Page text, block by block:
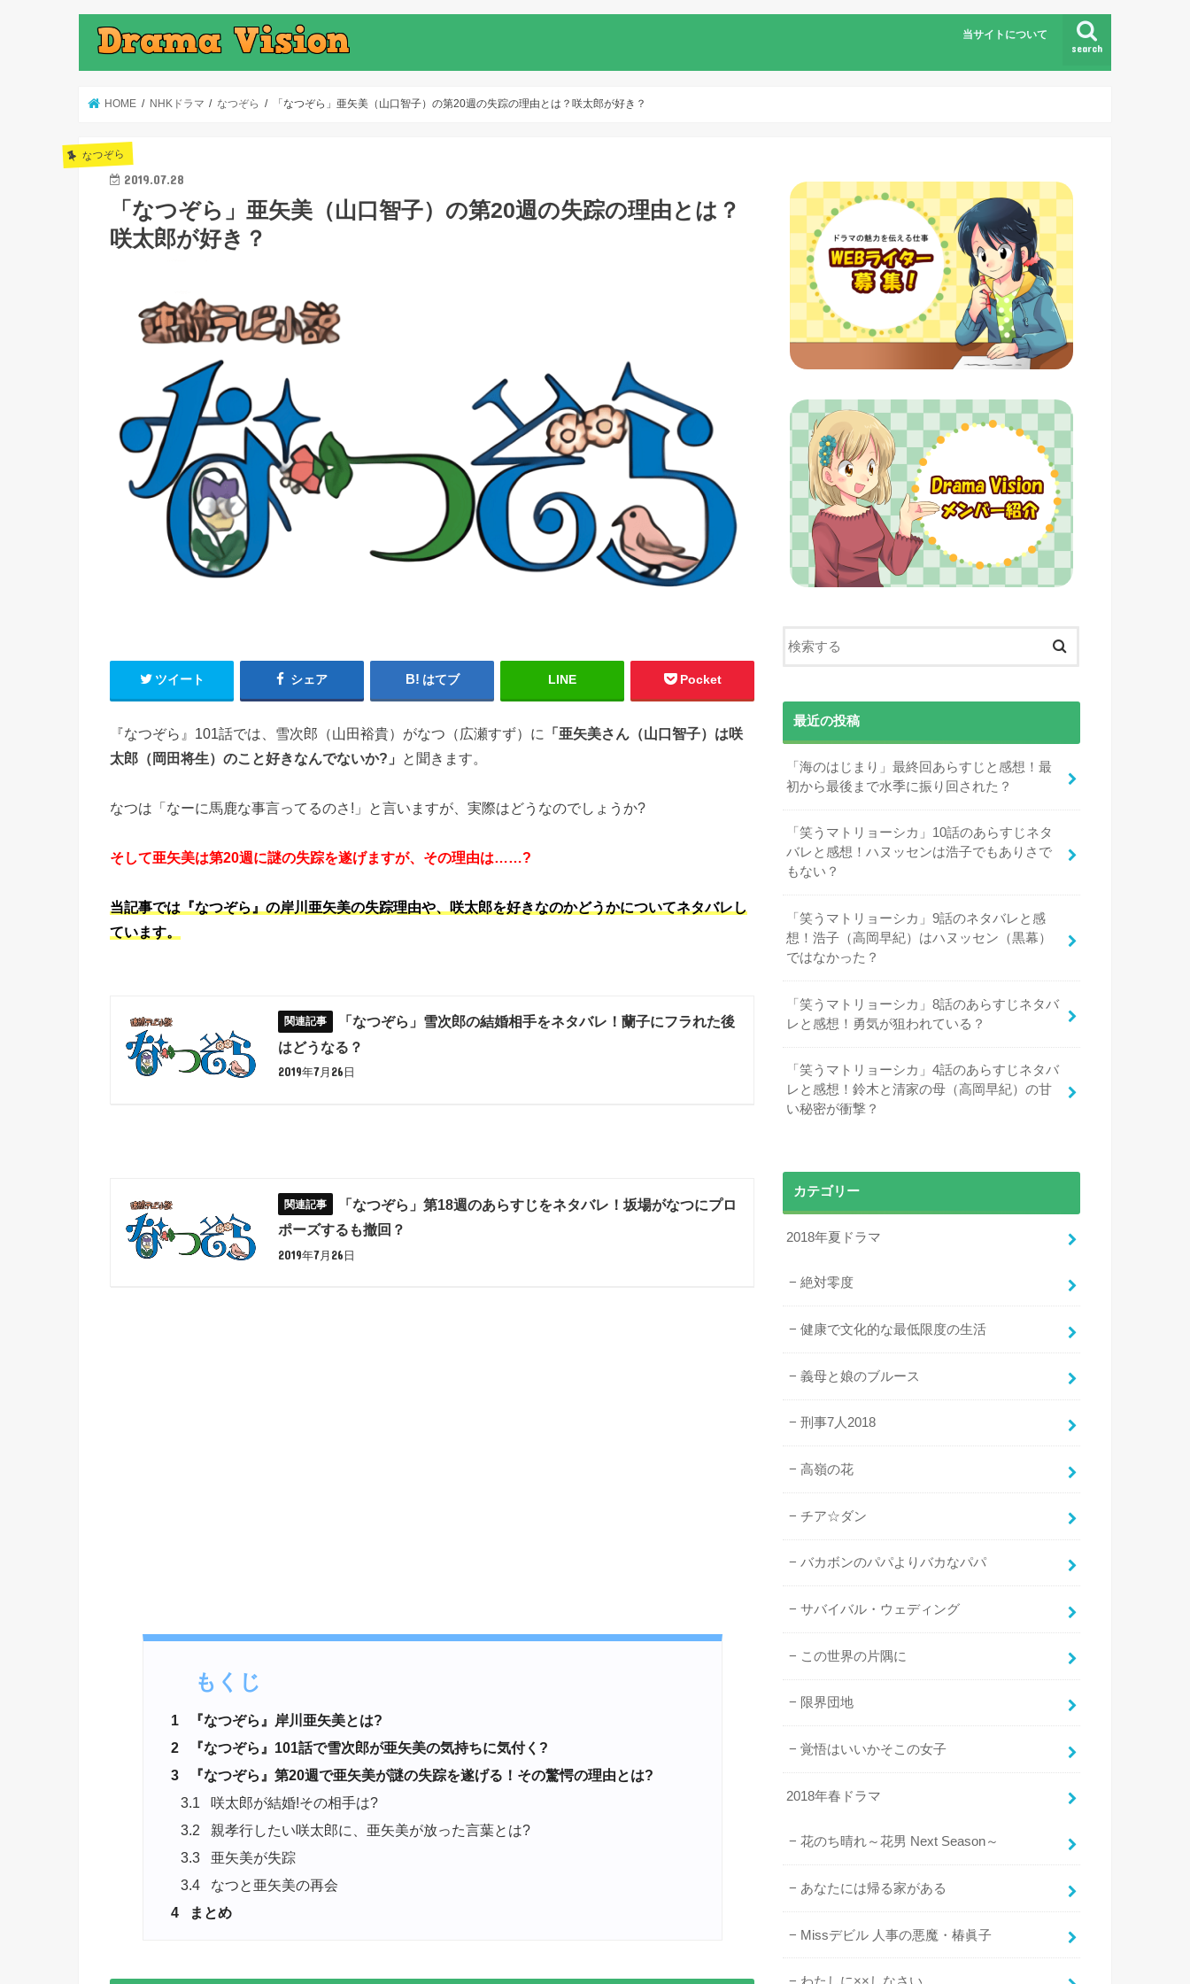
search
当サイトについて
HOME NHKドラマ なつぞら 「なつぞら」亜矢美（山口智子）の第20週の失踪の理由とは？咲太郎が好き？
なつぞら
2019.07.28
「なつぞら」亜矢美（山口智子）の第20週の失踪の理由とは？
咲太郎が好き？
ツイート シェア はてブ LINE Pocket
『なつぞら』101話では、雪次郎（山田裕貴）がなつ（広瀬すず）に
「亜矢美さん（山口智子）は咲
太郎（岡田将生）のこと好きなんでないか?」
と聞きます。
なつは「なーに馬鹿な事言ってるのさ!」と言いますが、実際はどうなのでしょうか?
そして亜矢美は第20週に謎の失踪を遂げますが、その理由は……?
当記事では『なつぞら』の岸川亜矢美の失踪理由や、咲太郎を好きなのかどうかについてネタバレし
ています。
「なつぞら」雪次郎の結婚相手をネタバレ！蘭子にフラれた後
はどうなる？
2019年7月26日
「なつぞら」第18週のあらすじをネタバレ！坂場がなつにプロ
ポーズするも撤回？
2019年7月26日
もくじ
1
『なつぞら』岸川亜矢美とは?
2
『なつぞら』101話で雪次郎が亜矢美の気持ちに気付く?
3
『なつぞら』第20週で亜矢美が謎の失踪を遂げる！その驚愕の理由とは?
3.1
咲太郎が結婚!その相手は?
3.2
親孝行したい咲太郎に、亜矢美が放った言葉とは?
3.3
亜矢美が失踪
3.4
なつと亜矢美の再会
4
まとめ
最近の投稿
「海のはじまり」最終回あらすじと感想！最
初から最後まで水季に振り回された？
「笑うマトリョーシカ」10話のあらすじネタ
バレと感想！ハヌッセンは浩子でもありさで
もない？
「笑うマトリョーシカ」9話のネタバレと感
想！浩子（高岡早紀）はハヌッセン（黒幕）
ではなかった？
「笑うマトリョーシカ」8話のあらすじネタバ
レと感想！勇気が狙われている？
「笑うマトリョーシカ」4話のあらすじネタバ
レと感想！鈴木と清家の母（高岡早紀）の甘
い秘密が衝撃？
カテゴリー
2018年夏ドラマ
絶対零度
健康で文化的な最低限度の生活
義母と娘のブルース
刑事7人2018
高嶺の花
チア☆ダン
バカボンのパパよりバカなパパ
サバイバル・ウェディング
この世界の片隅に
限界団地
覚悟はいいかそこの女子
2018年春ドラマ
花のち晴れ～花男 Next Season～
あなたには帰る家がある
Missデビル 人事の悪魔・椿眞子